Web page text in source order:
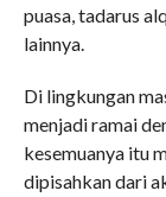
puasa, tadarus
lainnya.
Di lingkungan
menjadi ramai
kesemuanya itu
dipisahkan dari